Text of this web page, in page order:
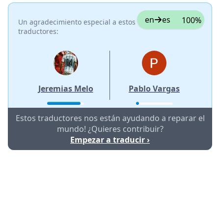
Un agradecimiento especial a estos
traductores:
en es 100%
Jeremias Melo Pablo Vargas
Estos traductores nos están ayudando a reparar el
mundo! ¿Quieres contribuir?
Empezar a traducir ›